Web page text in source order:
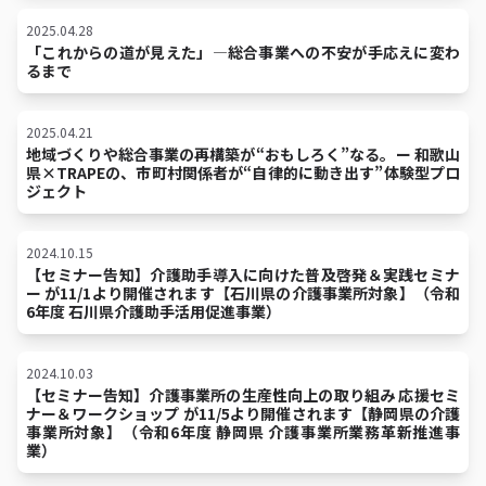
2025.04.28
「これからの道が見えた」―総合事業への不安が手応えに変わ
るまで
2025.04.21
地域づくりや総合事業の再構築が“おもしろく”なる。ー 和歌山
県×TRAPEの、市町村関係者が“自律的に動き出す”体験型プロ
ジェクト
2024.10.15
【セミナー告知】介護助手導入に向けた普及啓発＆実践セミナ
ー が11/1より開催されます【石川県の介護事業所対象】（令和
6年度 石川県介護助手活用促進事業）
2024.10.03
【セミナー告知】介護事業所の生産性向上の取り組み 応援セミ
ナー＆ワークショップ が11/5より開催されます【静岡県の介護
事業所対象】（令和6年度 静岡県 介護事業所業務革新推進事
業）